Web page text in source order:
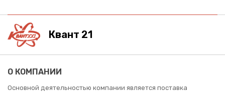
Квант 21
О КОМПАНИИ
Основной деятельностью компании является поставка